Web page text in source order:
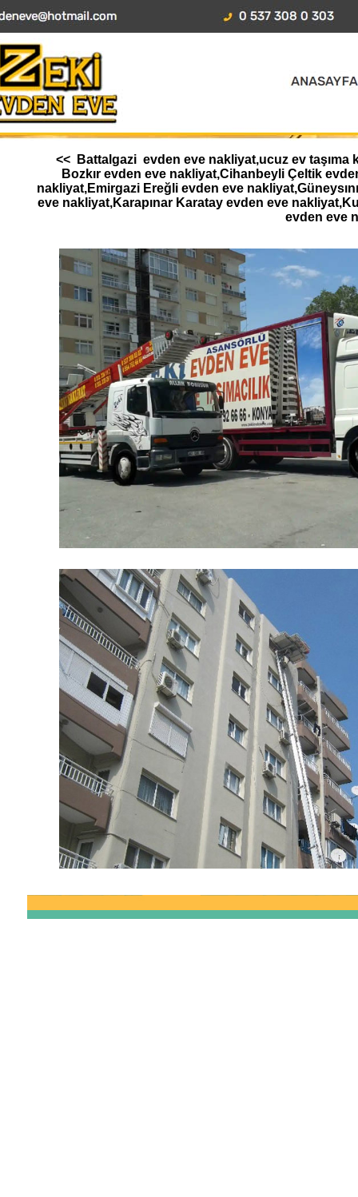
<< Battalgazi evden eve nakliyat,ucuz ev taşıma
Bozkır evden eve nakliyat,Cihanbeyli Çeltik
nakliyat,Emirgazi Ereğli evden eve
eve nakliyat,Karapınar Karatay evden eve
evden eve